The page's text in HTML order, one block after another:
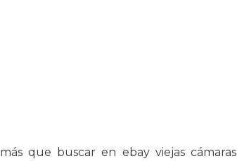
que buscar en ebay viejas cámaras